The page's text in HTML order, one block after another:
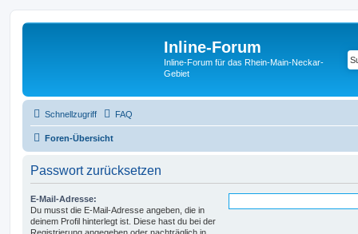
Inline-Forum
Inline-Forum für das Rhein-Main-Neckar-
Gebiet
Schnellzugriff FAQ
Foren-Übersicht
Passwort zurücksetzen
E-Mail-Adresse:
Du musst die E-Mail-Adresse angeben, die in
deinem Profil hinterlegt ist. Diese hast du bei der
Registrierung angegeben oder nachträglich in